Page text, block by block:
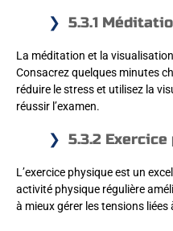
5.3.1
La méditation et la
Consacrez quelques minutes
réduire le stress et utilisez la
réussir l’examen.
5.3.2
L’exercice physique est un
activité physique régulière
à mieux gérer les tensions liées